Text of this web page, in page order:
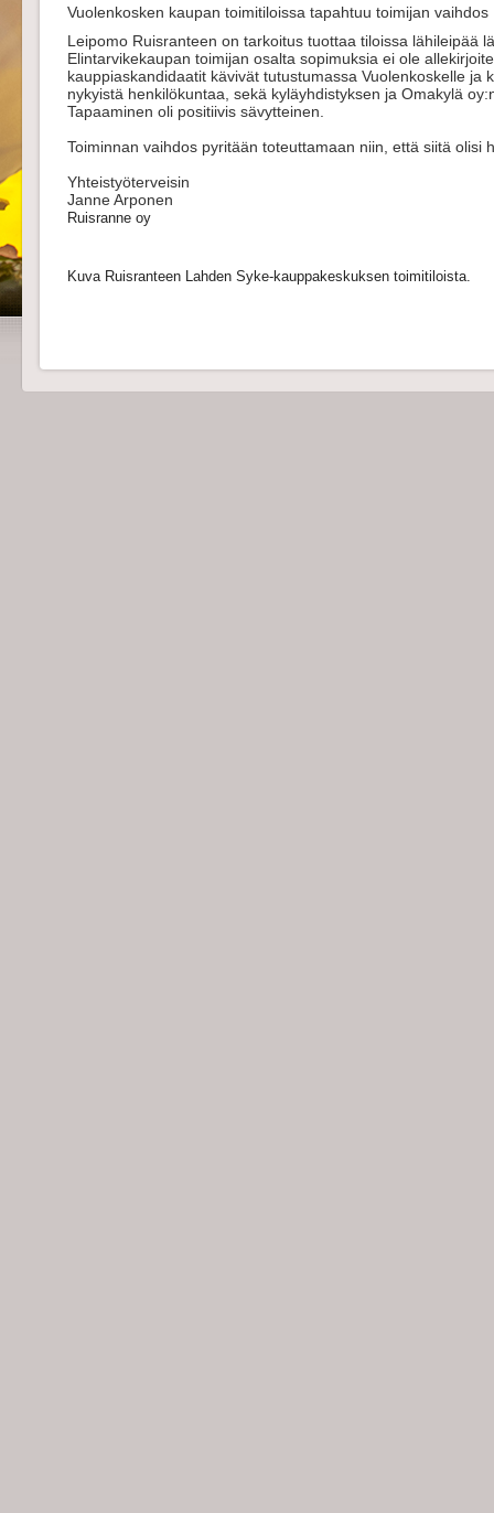
Vuolenkosken kaupan toimitiloissa tapahtuu toimijan
Leipomo Ruisranteen on tarkoitus tuottaa tiloissa lähileipää
Elintarvikekaupan toimijan osalta sopimuksia ei ole
kauppiaskandidaatit kävivät tutustumassa Vuolenkoskelle ja
nykyistä henkilökuntaa, sekä kyläyhdistyksen ja Omakylä
Tapaaminen oli positiivis sävytteinen.
Toiminnan vaihdos pyritään toteuttamaan niin, että siitä olisi
Yhteistyöterveisin
Janne Arponen
Ruisranne oy
Kuva Ruisranteen Lahden Syke-kauppakeskuksen toimitiloista.